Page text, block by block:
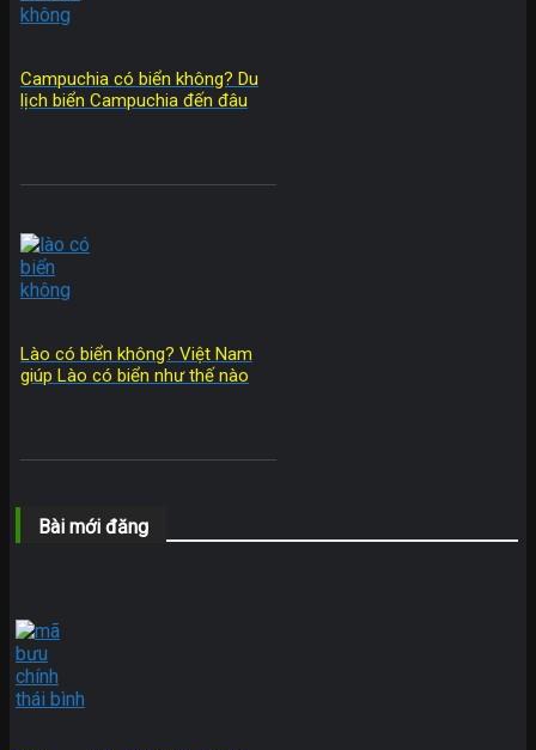
Campuchia có biển không? Du
lịch biển Campuchia đến đâu
Lào có biển không? Việt Nam
giúp Lào có biển như thế nào
Bài mới đăng